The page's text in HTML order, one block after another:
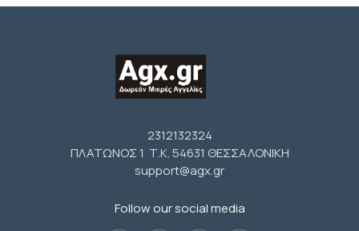
2312132324
ΠΛΑΤΩΝΟΣ 1 Τ.Κ. 54631 ΘΕΣΣΑΛΟΝΙΚΗ
support@agx.gr
Follow our social media